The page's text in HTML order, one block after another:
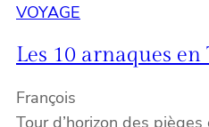
VOYAGE
Les 10 arnaques
François
Tour d’horizon des